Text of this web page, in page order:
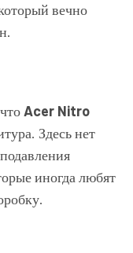
вечно
Acer Nitro
Здесь нет
иногда любят